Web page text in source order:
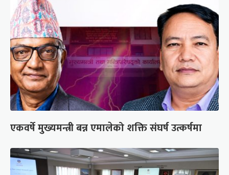
एकवर्षे मुख्यमन्त्री बन्न एमालेको शक्ति संघर्ष उत्कर्षमा